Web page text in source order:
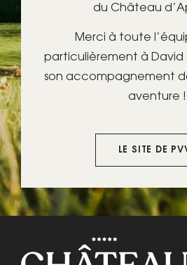
du Château
Merci à toute
particulièrement à David
son accompagnement
aventure !
LE SITE DE